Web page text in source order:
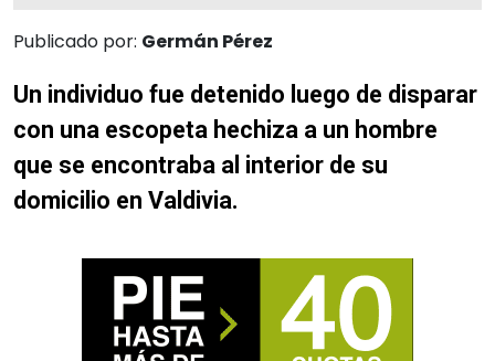
Publicado por: Germán Pérez
Un individuo fue detenido luego de disparar
con una escopeta hechiza a un hombre
que se encontraba al interior de su
domicilio en Valdivia.